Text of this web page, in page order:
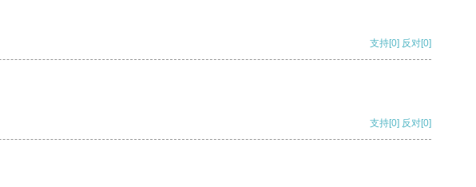
支持[0] 反对[0]
支持[0] 反对[0]